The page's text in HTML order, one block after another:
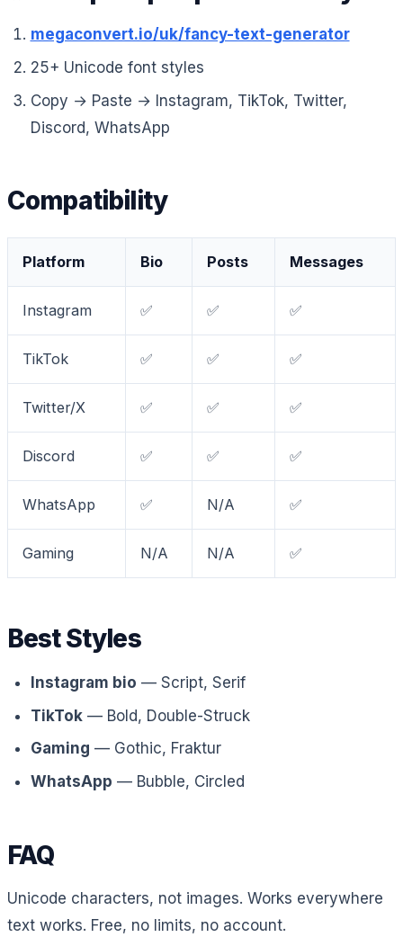
megaconvert.io/uk/fancy-text-generator
25+ Unicode font styles
Copy → Paste → Instagram, TikTok, Twitter,
Discord, WhatsApp
Compatibility
Platform Bio Posts Messages
Instagram ✅ ✅ ✅
TikTok ✅ ✅ ✅
Twitter/X ✅ ✅ ✅
Discord ✅ ✅ ✅
WhatsApp ✅ N/A ✅
Gaming N/A N/A ✅
Best Styles
Instagram bio — Script, Serif
TikTok— Bold, Double-Struck
Gaming — Gothic, Fraktur
WhatsApp — Bubble, Circled
FAQ
Unicode characters, not images. Works everywhere
text works. Free, no limits, no account.